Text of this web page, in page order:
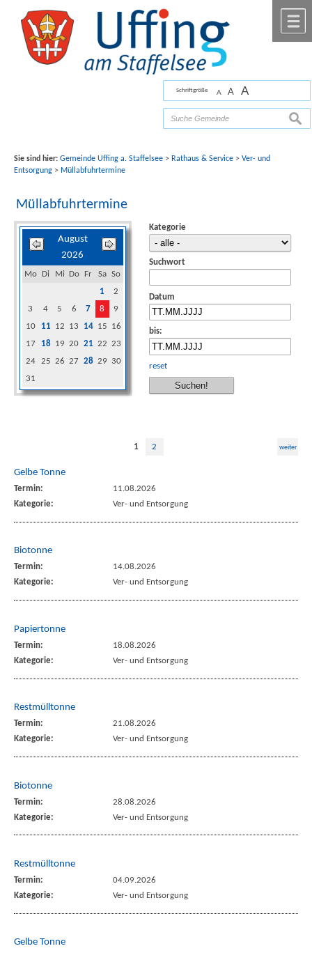
Schriftgröße A A A
Bilder mit freundlicher Unterstützung von FotografFlorian Werner
Sie sind hier: Gemeinde Uffing a. Staffelsee> Rathaus & Service> Ver- und
Entsorgung> Müllabfuhrtermine
Müllabfuhrtermine
August
2026
Mo Di Mi Do Fr Sa So
1
2
3
4 5 6 7 8
9
10
11 12 13 14 15
16
17
18 19 20 21 22
23
24
25 26 27 28 29
30
31
Kategorie
Suchwort
Datum
bis:
reset
1 2 weiter
Gelbe Tonne
Termin:
11.08.2026
Kategorie:
Ver- und Entsorgung
Biotonne
Termin:
14.08.2026
Kategorie:
Ver- und Entsorgung
Papiertonne
Termin:
18.08.2026
Kategorie:
Ver- und Entsorgung
Restmülltonne
Termin:
21.08.2026
Kategorie:
Ver- und Entsorgung
Biotonne
Termin:
28.08.2026
Kategorie:
Ver- und Entsorgung
Restmülltonne
Termin:
04.09.2026
Kategorie:
Ver- und Entsorgung
Gelbe Tonne